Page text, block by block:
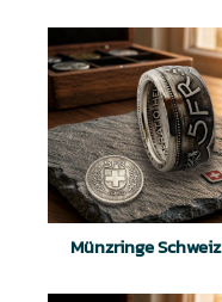
Münzringe Schweiz